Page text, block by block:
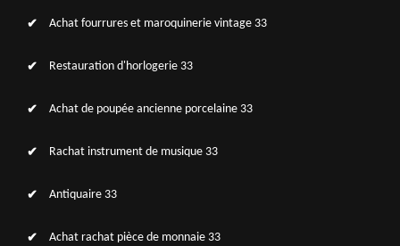
Achat fourrures et maroquinerie vintage 33
Restauration d'horlogerie 33
Achat de poupée ancienne porcelaine 33
Rachat instrument de musique 33
Antiquaire 33
Achat rachat pièce de monnaie 33